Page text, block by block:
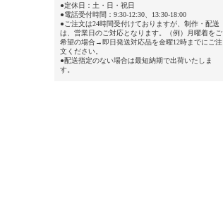
●定休日：土・日・祝日
●電話受付時間：9:30-12:30、13:30-18:00
●ご注文は24時間受付けておりますが、制作・配送
は、営業日のご対応となります。（例）月曜着をご
希望の場合→即日発送対応品を金曜12時までにご注
文ください。
●配送指定のない場合は最短納期で出荷いたしま
す。